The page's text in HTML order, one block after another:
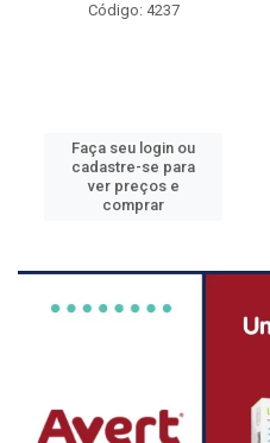
Código: 4237
Faça seu login ou
cadastre-se para
ver preços e
comprar